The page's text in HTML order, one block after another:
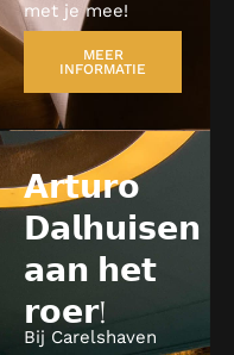
met je mee!
MEER
INFORMATIE
𝗔𝗿𝘁𝘂𝗿𝗼
𝗗𝗮𝗹𝗵𝘂𝗶𝘀𝗲𝗻
𝗮𝗮𝗻 𝗵𝗲𝘁
𝗿𝗼𝗲𝗿!
Bij Carelshaven